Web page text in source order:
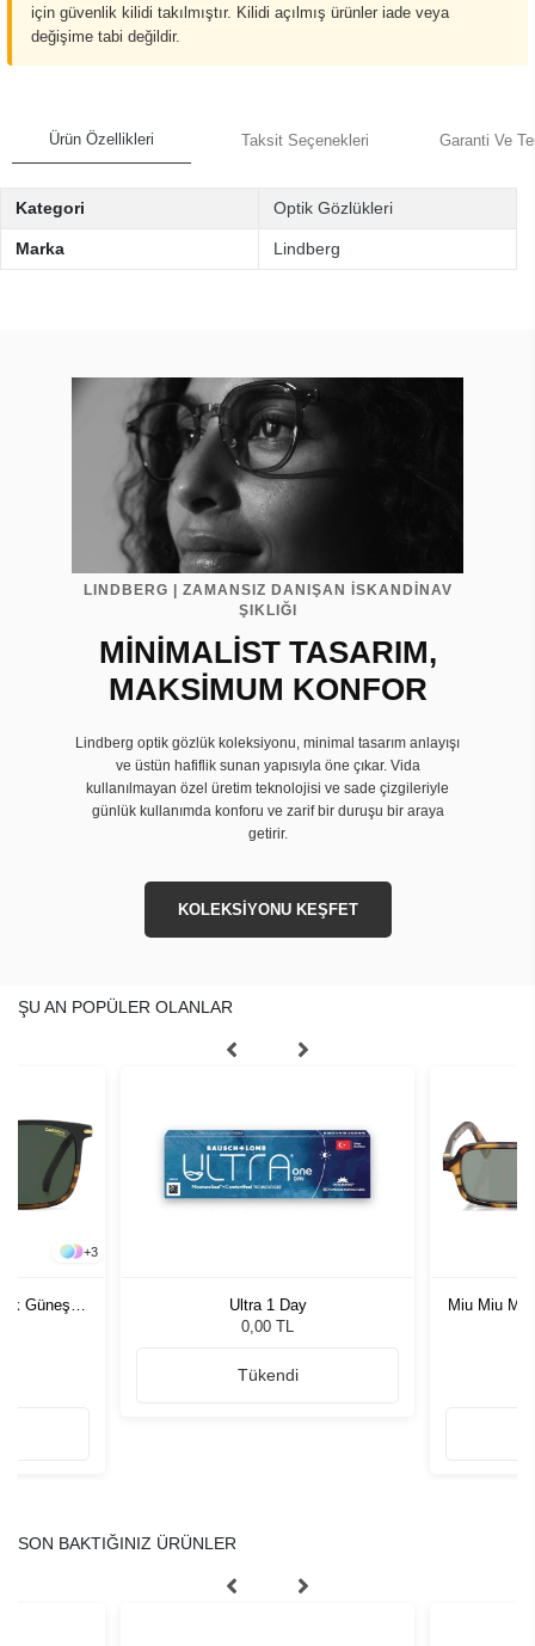
için güvenlik kilidi takılmıştır. Kilidi açılmış ürünler iade veya
değişime tabi değildir.
Ürün Özellikleri Taksit Seçenekleri Garanti Ve
Kategori Optik Gözlükleri
Marka Lindberg
LINDBERG | ZAMANSIZ DANIŞAN İSKANDİNAV
ŞIKLIĞI
MİNİMALİST TASARIM,
MAKSİMUM KONFOR
Lindberg optik gözlük koleksiyonu, minimal tasarım anlayışı
ve üstün hafiflik sunan yapısıyla öne çıkar. Vida
kullanılmayan özel üretim teknolojisi ve sade çizgileriyle
günlük kullanımda konforu ve zarif bir duruşu bir araya
getirir.
KOLEKSİYONU KEŞFET
ŞU AN POPÜLER OLANLAR
+3
Güneş
Ultra 1 Day
0,00 TL
Tükendi
Miu Miu MU
SON BAKTIĞINIZ ÜRÜNLER